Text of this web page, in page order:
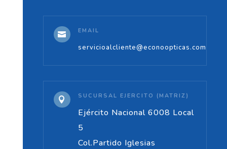
 EMAIL
servicioalcliente@econoopticas.com
 SUCURSAL EJERCITO (MATRIZ)
Ejército Nacional 6008 Local
5
Col.Partido Iglesias